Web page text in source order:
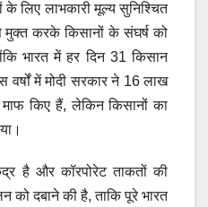
के लिए लाभकारी मूल्य सुनिश्चित
करके किसानों के संघर्ष को
भारत में हर दिन 31 किसान
में मोदी सरकार ने 16 लाख
किए हैं, लेकिन किसानों का
है और कॉरपोरेट ताकतों की
को दबाने की है, ताकि पूरे भारत